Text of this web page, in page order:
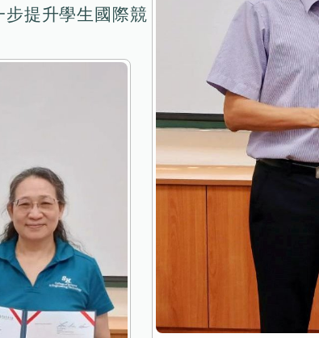
提升學生國際競